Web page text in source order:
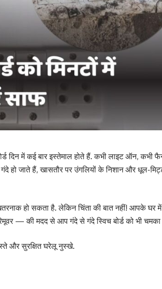
दिन में कई बार इस्तेमाल होते हैं. कभी लाइट ऑन, कभी
गंदे हो जाते हैं, खासतौर पर उंगलियों के निशान और धूल-
हो सकता है. लेकिन चिंता की बात नहीं! आपके घर
— की मदद से आप गंदे से गंदे स्विच बोर्ड को भी
और सुरक्षित घरेलू नुस्खे.